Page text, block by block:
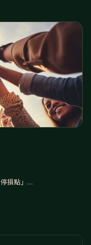
給 30 歲的你：學會為人生設立「停損點」，別讓沈沒成本拖垮妳的自信